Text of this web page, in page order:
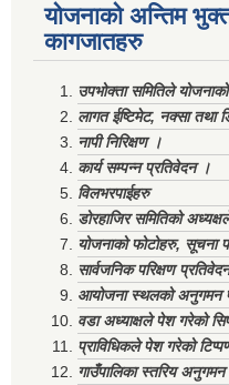
योजनाको अन्तिम
कागजातहरु
उपभोक्ता समितिले
लागत ईष्टिमेट, नक्सा तथा
नापी निरिक्षण ।
कार्य सम्पन्न प्रतिवेदन ।
विलभरपाईहरु
डोरहाजिर समितिको
योजनाको फोटोहरु, सूचना
सार्वजनिक परिक्षण
आयोजना स्थलको अनुगमन
वडा अध्याक्षले पेश गरेको
प्राविधिकले पेश गरेको
गाउँपालिका स्तरिय